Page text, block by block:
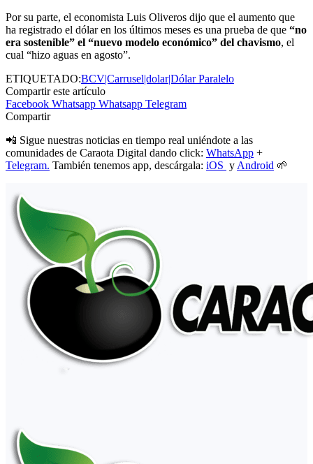
Por su parte, el economista Luis Oliveros dijo que el aumento que
ha registrado el dólar en los últimos meses es una prueba de que “no
era sostenible” el “nuevo modelo económico” del chavismo, el
cual “hizo aguas en agosto”.
ETIQUETADO:BCV|Carrusel|dolar|Dólar Paralelo
Compartir este artículo
Facebook Whatsapp Whatsapp Telegram
Compartir
📲 Sigue nuestras noticias en tiempo real uniéndote a las
comunidades de Caraota Digital dando click: WhatsApp +
Telegram. También tenemos app, descárgala: iOS y Android 🌱